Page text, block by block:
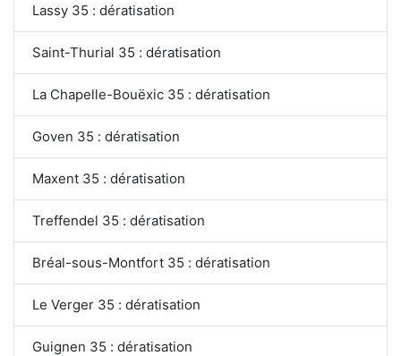
Lassy 35 : dératisation
Saint-Thurial 35 : dératisation
La Chapelle-Bouëxic 35 : dératisation
Goven 35 : dératisation
Maxent 35 : dératisation
Treffendel 35 : dératisation
Bréal-sous-Montfort 35 : dératisation
Le Verger 35 : dératisation
Guignen 35 : dératisation